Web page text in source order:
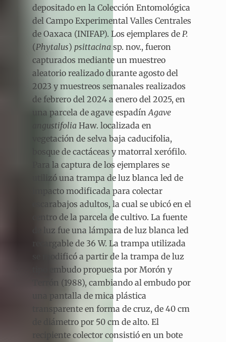
depositado en la Colección Entomológica
del Campo Experimental Valles Centrales
de Oaxaca (INIFAP). Los ejemplares de P.
(Phytalus) psittacina sp. nov., fueron
capturados mediante un muestreo
aleatorio realizado durante agosto del
2023 y muestreos semanales realizados
de febrero del 2024 a enero del 2025, en
una parcela de agave espadín Agave
angustifolia Haw. localizada en
vegetación de selva baja caducifolia,
bosque de cactáceas y matorral xerófilo.
Para la captura de los ejemplares se
utilizó una trampa de luz blanca led de
impacto modificada para colectar
escarabajos adultos, la cual se ubicó en el
centro de la parcela de cultivo. La fuente
de luz fue una lámpara de luz blanca led
recargable de 36 W. La trampa utilizada
se modificó a partir de la trampa de luz
tipo embudo propuesta por Morón y
Terrón (1988), cambiando al embudo por
una pantalla de mica plástica
transparente en forma de cruz, de 40 cm
de diámetro por 50 cm de alto. El
recipiente colector consistió en un bote